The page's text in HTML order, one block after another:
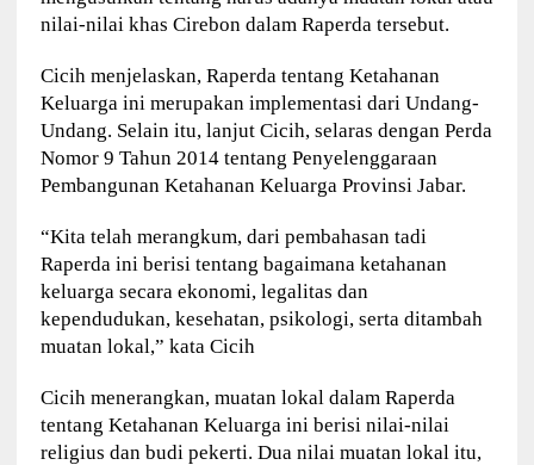
nilai-nilai khas Cirebon dalam Raperda tersebut.
Cicih menjelaskan, Raperda tentang Ketahanan
Keluarga ini merupakan implementasi dari Undang-
Undang. Selain itu, lanjut Cicih, selaras dengan Perda
Nomor 9 Tahun 2014 tentang Penyelenggaraan
Pembangunan Ketahanan Keluarga Provinsi Jabar.
“Kita telah merangkum, dari pembahasan tadi
Raperda ini berisi tentang bagaimana ketahanan
keluarga secara ekonomi, legalitas dan
kependudukan, kesehatan, psikologi, serta ditambah
muatan lokal,” kata Cicih
Cicih menerangkan, muatan lokal dalam Raperda
tentang Ketahanan Keluarga ini berisi nilai-nilai
religius dan budi pekerti. Dua nilai muatan lokal itu,